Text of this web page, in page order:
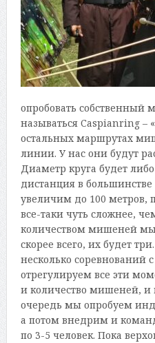
опробовать собственный
называться Caspianring –
остальных маршрутах
линии. У нас они будут
Диаметр круга будет
дистанция в
увеличим до 100 метров,
все-таки чуть сложнее,
количеством мишеней
скорее всего, их будет
несколько
отрегулируем все эти
и количество мишеней,
очередь мы опробуем
а потом внедрим и
по 3-5 человек. Пока